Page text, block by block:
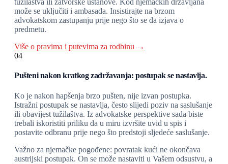
tužilaštva ili zatvorske ustanove. Kod njemačkih državljana
može se uključiti i ambasada. Insistirajte na brzom
advokatskom zastupanju prije nego što se da izjava o
predmetu.
Više o pravima i putevima za rodbinu →
04
Pušteni nakon kratkog zadržavanja: postupak se nastavlja.
Ko je nakon hapšenja brzo pušten, nije izvan postupka.
Istražni postupak se nastavlja, često slijedi poziv na saslušanje
ili obavijest tužilaštva. Iz advokatske perspektive sada biste
trebali iskoristiti priliku da u miru izvršite uvid u spis i
postavite odbranu prije nego što predstoji sljedeće saslušanje.
Važno za njemačke pogođene: povratak kući ne okončava
austrijski postupak. On se može nastaviti u Vašem odsustvu, a